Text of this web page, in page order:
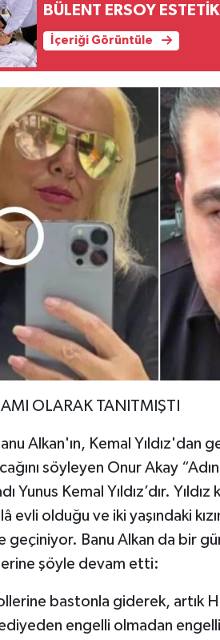
BÜLENT ERSOY
İçeriği Görüntüle
OLARAK TANITMIŞTI
Alkan'ın, Kemal
söyleyen Onur Akay
Yunus Kemal Yıldız’dır.
evli olduğu ve iki yaşındaki
geçiniyor. Banu Alkan da bir
şöyle devam etti:
bastonla giderek, artık
engelli olmadan engelli